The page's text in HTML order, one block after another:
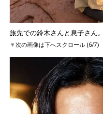
旅先での鈴木さんと息子さん。
▼次の画像は下へスクロール (6/7)